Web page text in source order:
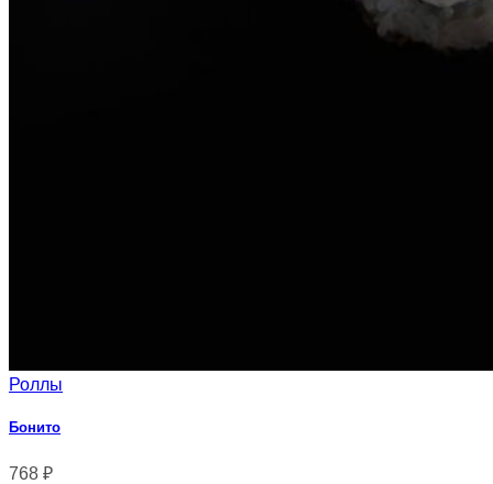
Роллы
Бонито
768 ₽